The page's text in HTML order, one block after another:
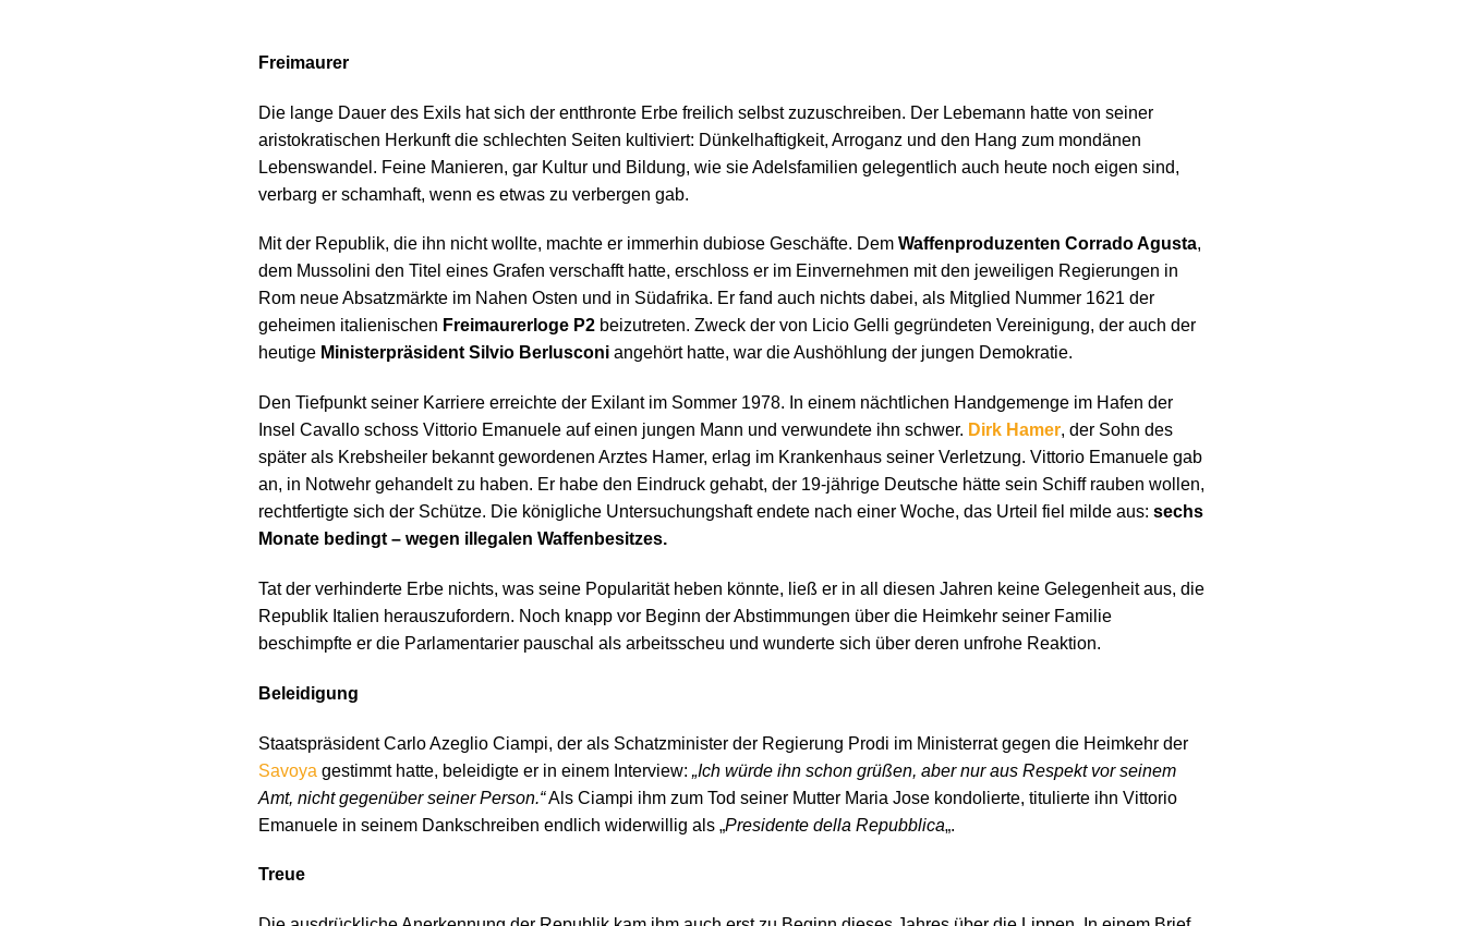
Freimaurer
Die lange Dauer des Exils hat sich der entthronte Erbe freilich selbst zuzuschreiben. Der Lebemann hatte von seiner
aristokratischen Herkunft die schlechten Seiten kultiviert: Dünkelhaftigkeit, Arroganz und den Hang zum mondänen
Lebenswandel. Feine Manieren, gar Kultur und Bildung, wie sie Adelsfamilien gelegentlich auch heute noch eigen sind,
verbarg er schamhaft, wenn es etwas zu verbergen gab.
Mit der Republik, die ihn nicht wollte, machte er immerhin dubiose Geschäfte. Dem Waffenproduzenten Corrado Agusta,
dem Mussolini den Titel eines Grafen verschafft hatte, erschloss er im Einvernehmen mit den jeweiligen Regierungen in
Rom neue Absatzmärkte im Nahen Osten und in Südafrika. Er fand auch nichts dabei, als Mitglied Nummer 1621 der
geheimen italienischen Freimaurerloge P2 beizutreten. Zweck der von Licio Gelli gegründeten Vereinigung, der auch der
heutige Ministerpräsident Silvio Berlusconi angehört hatte, war die Aushöhlung der jungen Demokratie.
Den Tiefpunkt seiner Karriere erreichte der Exilant im Sommer 1978. In einem nächtlichen Handgemenge im Hafen der
Insel Cavallo schoss Vittorio Emanuele auf einen jungen Mann und verwundete ihn schwer. Dirk Hamer, der Sohn des
später als Krebsheiler bekannt gewordenen Arztes Hamer, erlag im Krankenhaus seiner Verletzung. Vittorio Emanuele gab
an, in Notwehr gehandelt zu haben. Er habe den Eindruck gehabt, der 19-jährige Deutsche hätte sein Schiff rauben wollen,
rechtfertigte sich der Schütze. Die königliche Untersuchungshaft endete nach einer Woche, das Urteil fiel milde aus: sechs
Monate bedingt – wegen illegalen Waffenbesitzes.
Tat der verhinderte Erbe nichts, was seine Popularität heben könnte, ließ er in all diesen Jahren keine Gelegenheit aus, die
Republik Italien herauszufordern. Noch knapp vor Beginn der Abstimmungen über die Heimkehr seiner Familie
beschimpfte er die Parlamentarier pauschal als arbeitsscheu und wunderte sich über deren unfrohe Reaktion.
Beleidigung
Staatspräsident Carlo Azeglio Ciampi, der als Schatzminister der Regierung Prodi im Ministerrat gegen die Heimkehr der
Savoya gestimmt hatte, beleidigte er in einem Interview: „Ich würde ihn schon grüßen, aber nur aus Respekt vor seinem
Amt, nicht gegenüber seiner Person.“Als Ciampi ihm zum Tod seiner Mutter Maria Jose kondolierte, titulierte ihn Vittorio
Emanuele in seinem Dankschreiben endlich widerwillig als „Presidente della Repubblica„.
Treue